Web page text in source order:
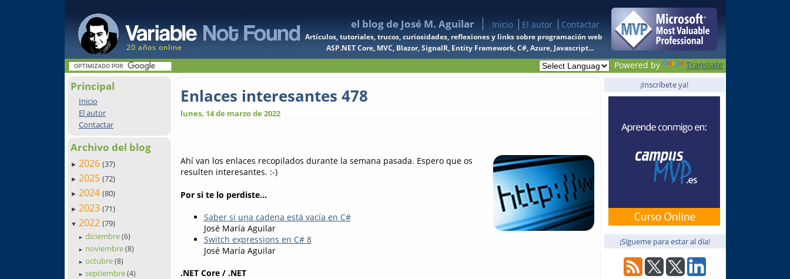
20 años online
el blog de José M. Aguilar Inicio El autor Contactar
Artículos, tutoriales, trucos, curiosidades, reflexiones y links sobre programación web
ASP.NET Core, MVC, Blazor, SignalR, Entity Framework, C#, Azure, Javascript...
Powered by Translate
Principal
Inicio
El autor
Contactar
Archivo del blog
► 2026 (37)
► 2025 (72)
► 2024 (80)
► 2023 (71)
▼ 2022 (79)
► diciembre(6)
► noviembre(8)
► octubre(8)
► septiembre(4)
Enlaces interesantes 478
lunes, 14 de marzo de 2022
Ahí van los enlaces recopilados durante la semana pasada. Espero que os
resulten interesantes. :-)
Por si te lo perdiste...
Saber si una cadena está vacía en C#
José María Aguilar
Switch expressions en C# 8
José María Aguilar
.NET Core / .NET
¡Inscríbete ya!
¡Sígueme para estar al día!